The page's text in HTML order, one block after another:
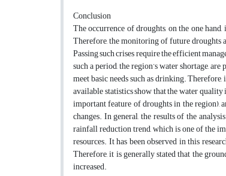
Conclusion
The occurrence of droughts, on the one
Therefore, the monitoring of future droughts
Passing such crises require the efficient
such a period, the region’s water shortage,
meet basic needs such as drinking.
available statistics show that the water
important feature of droughts in the region),
changes. In general, the results of the
rainfall reduction trend, which is one of the
resources. It has been observed in this
Therefore, it is generally stated that the
increased.